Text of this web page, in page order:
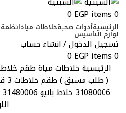
0
items
0EGP
الرئيسيةأدوات صحيةخلاطات مياة
لوازم التأسيس
تسجيل الدخول / انشاء حساب
0
items
0EGP
الرئيسيةخلاطات مياةطقم
(